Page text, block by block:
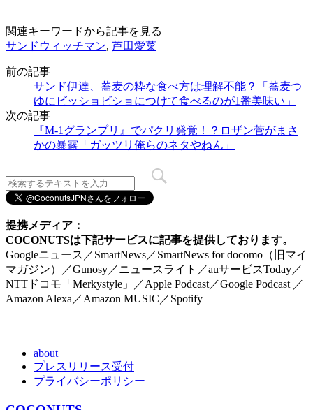
関連キーワードから記事を見る
サンドウィッチマン, 芦田愛菜
前の記事
サンド伊達、蕎麦の粋な食べ方は理解不能？「蕎麦つ
ゆにビッショビショにつけて食べるのが1番美味い」
次の記事
『M-1グランプリ』でパクリ発覚！？ロザン菅がまさ
かの暴露「ガッツリ俺らのネタやねん」
提携メディア：
COCONUTSは下記サービスに記事を提供しております。
Googleニュース／SmartNews／SmartNews for docomo（旧マイ
マガジン）／Gunosy／ニュースライト／auサービスToday／
NTTドコモ「Merkystyle」／Apple Podcast／Google Podcast ／
Amazon Alexa／Amazon MUSIC／Spotify
about
プレスリリース受付
プライバシーポリシー